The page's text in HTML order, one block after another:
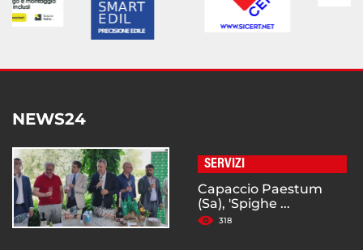
NEWS24
SERVIZI
Capaccio Paestum
(Sa), 'Spighe ...
318